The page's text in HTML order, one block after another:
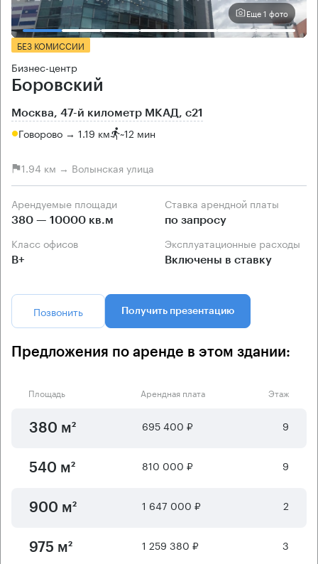
Еще 1 фото
БЕЗ КОМИССИИ
Бизнес-центр
Боровский
Москва, 47-й километр МКАД, с21
Говорово → 1.19 км ~12 мин
1.94 км → Волынская улица
Арендуемые площади
380 — 10000 кв.м
Ставка арендной платы
по запросу
Класс офисов
B+
Эксплуатационные расходы
Включены в ставку
Позвонить Получить презентацию
Предложения по аренде в этом здании:
Площадь Арендная плата Этаж
380 м² 695 400 ₽ 9
540 м² 810 000 ₽ 9
900 м² 1 647 000 ₽ 2
975 м² 1 259 380 ₽ 3